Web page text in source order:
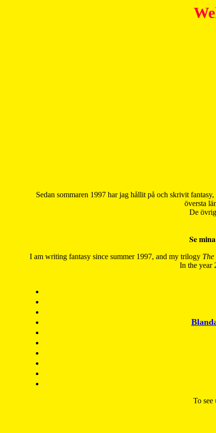
Sedan sommaren 1997 har jag hållit på och skrivit
översta
De
Se
I am writing fantasy since summer 1997, and my trilogy
In the year
To see